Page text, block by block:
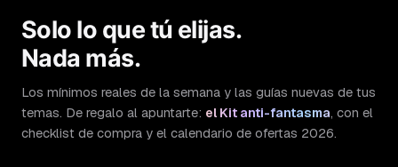
Solo lo que tú elijas.
Nada más.
Los mínimos reales de la semana y las guías nuevas de tus
temas. De regalo al apuntarte: el Kit anti-fantasma, con el
checklist de compra y el calendario de ofertas 2026.